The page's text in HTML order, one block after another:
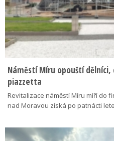
Náměstí Míru opouští
piazzetta
Revitalizace náměstí Míru míří do
nad Moravou získá po patnácti